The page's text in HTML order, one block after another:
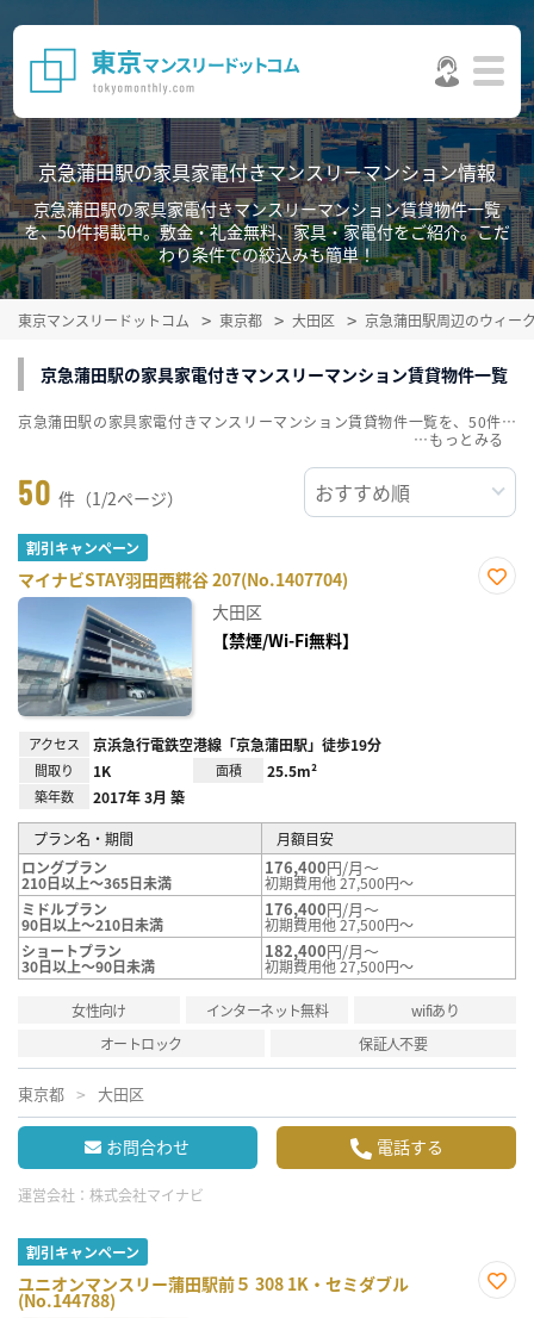
京急蒲田駅の家具家電付きマンスリーマンション情報
京急蒲田駅の家具家電付きマンスリーマンション賃貸物件一覧
を、50件掲載中。敷金・礼金無料、家具・家電付をご紹介。こだ
わり条件での絞込みも簡単！
東京マンスリードットコム 東京都 大田区 京急蒲田駅周辺のウィー
京急蒲田駅の家具家電付きマンスリーマンション賃貸物件一覧
50 件（1/2ページ）
割引キャンペーン
マイナビSTAY羽田西糀谷 207(No.1407704)
大田区
【禁煙/Wi-Fi無料】
アクセス 京浜急行電鉄空港線「京急蒲田駅」徒歩19分
間取り 1K 面積 25.5m²
築年数 2017年 3月 築
プラン名・期間
月額目安
ロングプラン
210日以上～365日未満
176,400円/月～
初期費用他 27,500円～
ミドルプラン
90日以上～210日未満
176,400円/月～
初期費用他 27,500円～
ショートプラン
30日以上～90日未満
182,400円/月～
初期費用他 27,500円～
女性向け インターネット無料
wifiあり
オートロック
保証人不要
東京都 大田区
お問合わせ 電話する
運営会社： 株式会社マイナビ
割引キャンペーン
ユニオンマンスリー蒲田駅前５ 308 1K・セミダブル
(No.144788)
京急蒲田駅の家具家電付きマンスリーマンション賃貸物件一覧を、50件掲載中。敷金・礼金無料、家具・家電付をご紹介。こだわり条件での絞込みも簡単！
…